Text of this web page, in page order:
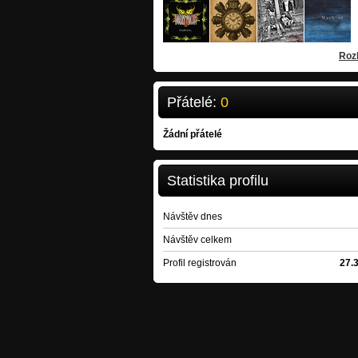
Dobrý Pocity
rock/Bílina
DW8
rock-alternative/
Skipjack
crossover
Přátelé: 0
Žádní přátelé
Statistika profilu
Návštěv dnes
Návštěv celkem
Profil registrován